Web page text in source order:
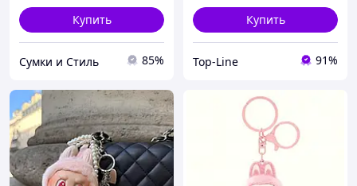
Купить
Сумки и Стиль 85%
Купить
Top-Line 91%